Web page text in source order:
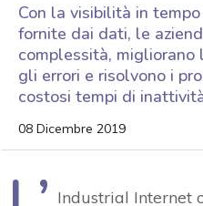
Con la visibilità in
fornite dai dati, le
complessità, migliorano
gli errori e risolvono i
costosi tempi di
08 Dicembre 2019
Industrial Internet